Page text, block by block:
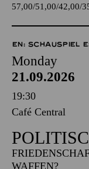
57,00 51,00 42,00
EN: SCHAUSPIEL
Monday
21.09.2026
19:30
Café Central
WAFFEN?